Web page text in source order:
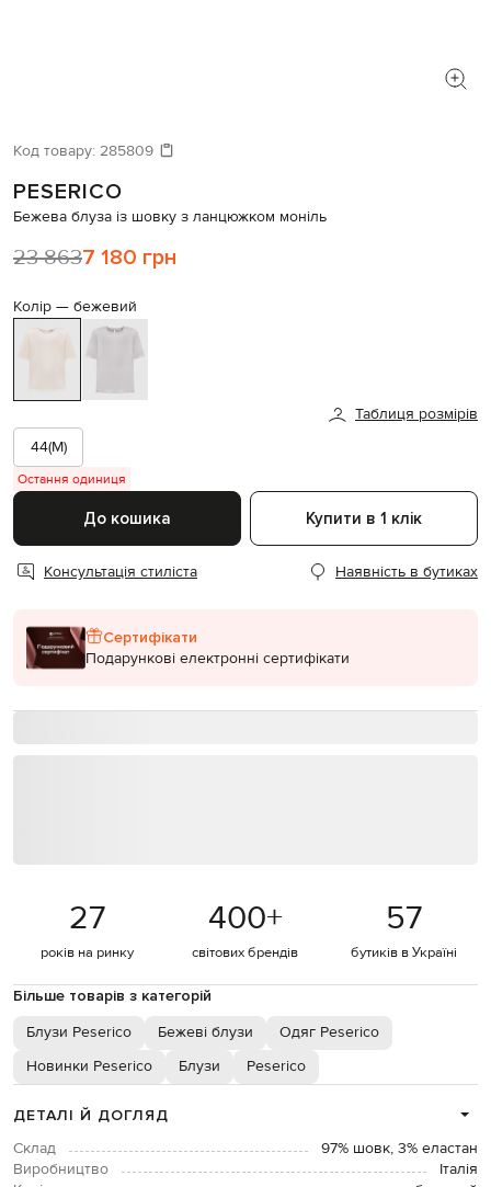
Код товару: 285809
PESERICO
Бежева блуза із шовку з ланцюжком моніль
23 8637 180 грн
Колір — бежевий
Таблиця розмірів
44(M)
Остання одиниця
До кошика Купити в 1 клік
Консультація стиліста Наявність в бутиках
Сертифікати
Подарункові електронні сертифікати
27
років на ринку
400+
світових брендів
57
бутиків в Україні
Більше товарів з категорій
Блузи Peserico Бежеві блузи
Одяг Peserico
Новинки Peserico
Блузи Peserico
ДЕТАЛІ Й ДОГЛЯД
Склад
97% шовк, 3% еластан
Виробництво
Італія